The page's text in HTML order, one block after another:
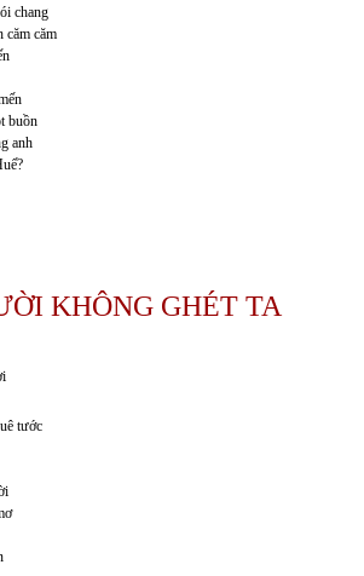
chang
căm
buồn
anh
KHÔNG GHÉT TA
tước